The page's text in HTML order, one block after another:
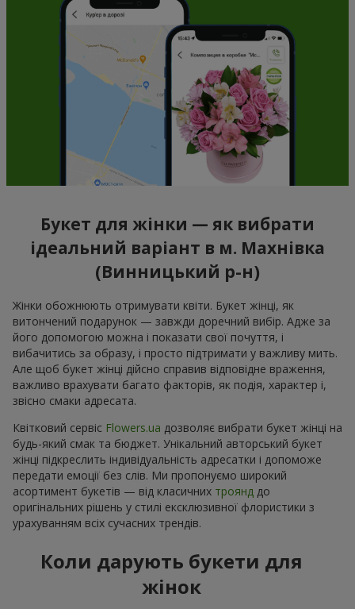
Букет для жінки — як вибрати
ідеальний варіант в м. Махнівка
(Винницький р-н)
Жінки обожнюють отримувати квіти. Букет жінці, як
витончений подарунок — завжди доречний вибір. Адже за
його допомогою можна і показати свої почуття, і
вибачитись за образу, і просто підтримати у важливу мить.
Але щоб букет жінці дійсно справив відповідне враження,
важливо врахувати багато факторів, як подія, характер і,
звісно смаки адресата.
Квітковий сервіс Flowers.ua дозволяє вибрати букет жінці на
будь-який смак та бюджет. Унікальний авторський букет
жінці підкреслить індивідуальність адресатки і допоможе
передати емоції без слів. Ми пропонуємо широкий
асортимент букетів — від класичних троянд до
оригінальних рішень у стилі ексклюзивної флористики з
урахуванням всіх сучасних трендів.
Коли дарують букети для
жінок